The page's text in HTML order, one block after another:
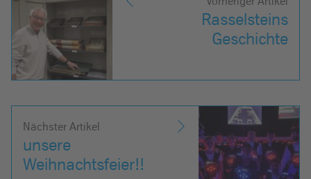
Rasselsteins
Geschichte
Nächster Artikel
unsere
Weihnachtsfeier!!